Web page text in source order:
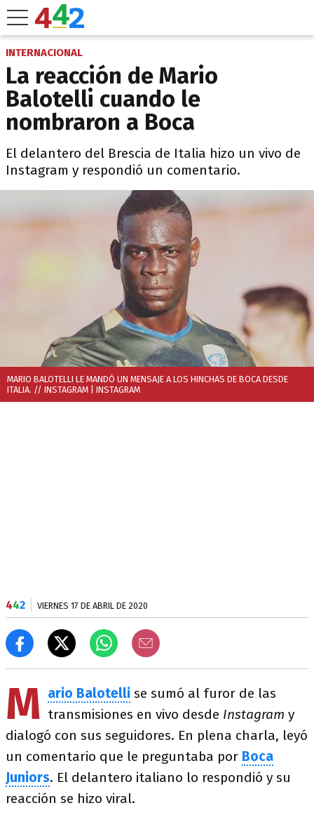
INTERNACIONAL
La reacción de Mario
Balotelli cuando le
nombraron a Boca
El delantero del Brescia de Italia hizo un vivo de
Instagram y respondió un comentario.
MARIO BALOTELLI LE MANDÓ UN MENSAJE A LOS HINCHAS DE BOCA DESDE
ITALIA. // INSTAGRAM | INSTAGRAM
442 VIERNES 17 DE ABRIL DE 2020
M ario Balotelli se sumó al furor de las
transmisiones en vivo desde Instagram y
dialogó con sus seguidores. En plena charla, leyó
un comentario que le preguntaba por Boca
Juniors. El delantero italiano lo respondió y su
reacción se hizo viral.